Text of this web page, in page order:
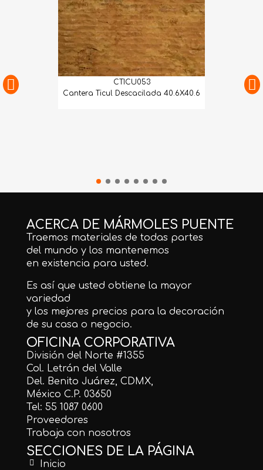
CTICU053
Cantera Ticul Descacilada 40.6X40.6
ACERCA DE MÁRMOLES PUENTE
Traemos materiales de todas partes
del mundo y los mantenemos
en existencia para usted.
Es así que usted obtiene la mayor
variedad
y los mejores precios para la decoración
de su casa o negocio.
OFICINA CORPORATIVA
División del Norte #1355
Col. Letrán del Valle
Del. Benito Juárez, CDMX,
México C.P. 03650
Tel: 55 1087 0600
Proveedores
Trabaja con nosotros
SECCIONES DE LA PÁGINA
Inicio